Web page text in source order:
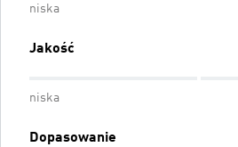
niska
Jakość
niska
Dopasowanie